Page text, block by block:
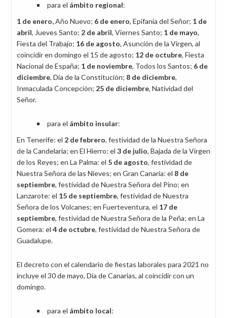
para el ámbito regional:
1 de enero,Año Nuevo; 6 de enero, Epifanía del Señor; 1 de
abril, Jueves Santo; 2 de abril, Viernes Santo; 1 de mayo,
Fiesta del Trabajo; 16 de agosto, Asunción de la Virgen, al
coincidir en domingo el 15 de agosto; 12 de octubre, Fiesta
Nacional de España; 1 de noviembre, Todos los Santos; 6 de
diciembre, Día de la Constitución; 8 de diciembre,
Inmaculada Concepción; 25 de diciembre, Natividad del
Señor.
para el ámbito insular:
En Tenerife: el 2 de febrero, festividad de la Nuestra Señora
de la Candelaria; en El Hierro: el 3 de julio, Bajada de la Virgen
de los Reyes; en La Palma: el 5 de agosto, festividad de
Nuestra Señora de las Nieves; en Gran Canaria: el 8 de
septiembre, festividad de Nuestra Señora del Pino; en
Lanzarote: el 15 de septiembre, festividad de Nuestra
Señora de los Volcanes; en Fuerteventura, el 17 de
septiembre, festividad de Nuestra Señora de la Peña; en La
Gomera: el 4 de octubre, festividad de Nuestra Señora de
Guadalupe.
El decreto con el calendario de fiestas laborales para 2021 no
incluye el 30 de mayo, Día de Canarias, al coincidir con un
domingo.
para el ámbito local: